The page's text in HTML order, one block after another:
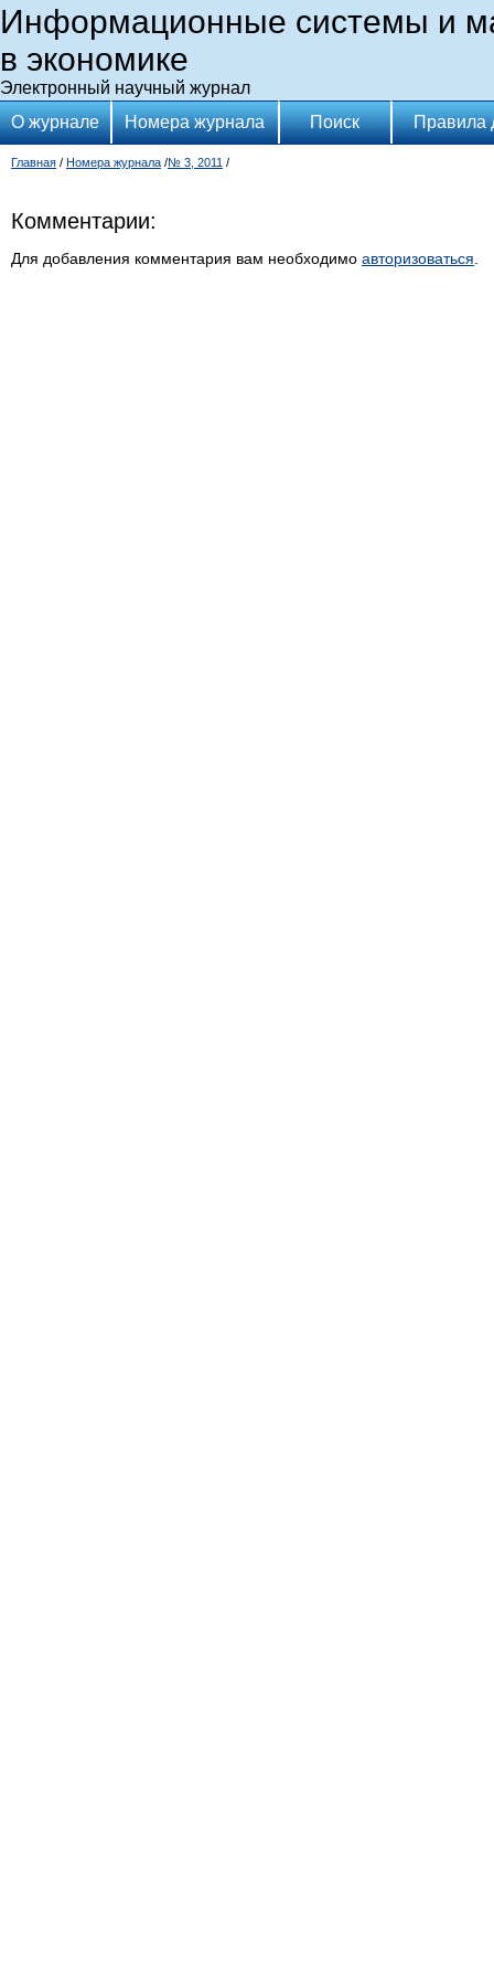
Информационные системы и
в экономике
Электронный научный журнал
О журнале
Номера журнала Поиск Правила
Главная / Номера журнала /№ 3, 2011 /
Комментарии:
Для добавления комментария вам необходимо авторизоваться